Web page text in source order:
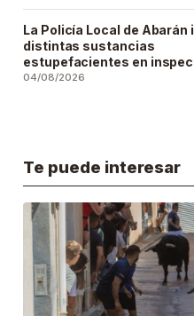
La Policía Local de Abarán
distintas sustancias
estupefacientes en
locales públicos del
04/08/2026
Te puede interesar